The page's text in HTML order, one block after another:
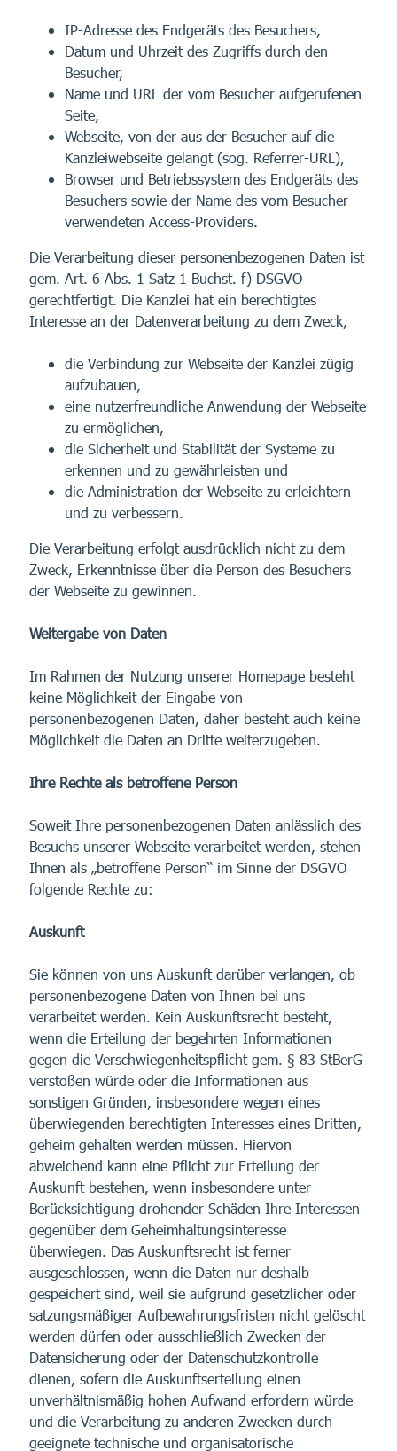
IP-Adresse des Endgeräts des Besuchers,
Datum und Uhrzeit des Zugriffs durch den
Besucher,
Name und URL der vom Besucher aufgerufenen
Seite,
Webseite, von der aus der Besucher auf die
Kanzleiwebseite gelangt (sog. Referrer-URL),
Browser und Betriebssystem des Endgeräts des
Besuchers sowie der Name des vom Besucher
verwendeten Access-Providers.
Die Verarbeitung dieser personenbezogenen Daten ist
gem. Art. 6 Abs. 1 Satz 1 Buchst. f) DSGVO
gerechtfertigt. Die Kanzlei hat ein berechtigtes
Interesse an der Datenverarbeitung zu dem Zweck,
die Verbindung zur Webseite der Kanzlei zügig
aufzubauen,
eine nutzerfreundliche Anwendung der Webseite
zu ermöglichen,
die Sicherheit und Stabilität der Systeme zu
erkennen und zu gewährleisten und
die Administration der Webseite zu erleichtern
und zu verbessern.
Die Verarbeitung erfolgt ausdrücklich nicht zu dem
Zweck, Erkenntnisse über die Person des Besuchers
der Webseite zu gewinnen.
Weitergabe von Daten
Im Rahmen der Nutzung unserer Homepage besteht
keine Möglichkeit der Eingabe von
personenbezogenen Daten, daher besteht auch keine
Möglichkeit die Daten an Dritte weiterzugeben.
Ihre Rechte als betroffene Person
Soweit Ihre personenbezogenen Daten anlässlich des
Besuchs unserer Webseite verarbeitet werden, stehen
Ihnen als „betroffene Person“ im Sinne der DSGVO
folgende Rechte zu:
Auskunft
Sie können von uns Auskunft darüber verlangen, ob
personenbezogene Daten von Ihnen bei uns
verarbeitet werden. Kein Auskunftsrecht besteht,
wenn die Erteilung der begehrten Informationen
gegen die Verschwiegenheitspflicht gem. § 83 StBerG
verstoßen würde oder die Informationen aus
sonstigen Gründen, insbesondere wegen eines
überwiegenden berechtigten Interesses eines Dritten,
geheim gehalten werden müssen. Hiervon
abweichend kann eine Pflicht zur Erteilung der
Auskunft bestehen, wenn insbesondere unter
Berücksichtigung drohender Schäden Ihre Interessen
gegenüber dem Geheimhaltungsinteresse
überwiegen. Das Auskunftsrecht ist ferner
ausgeschlossen, wenn die Daten nur deshalb
gespeichert sind, weil sie aufgrund gesetzlicher oder
satzungsmäßiger Aufbewahrungsfristen nicht gelöscht
werden dürfen oder ausschließlich Zwecken der
Datensicherung oder der Datenschutzkontrolle
dienen, sofern die Auskunftserteilung einen
unverhältnismäßig hohen Aufwand erfordern würde
und die Verarbeitung zu anderen Zwecken durch
geeignete technische und organisatorische